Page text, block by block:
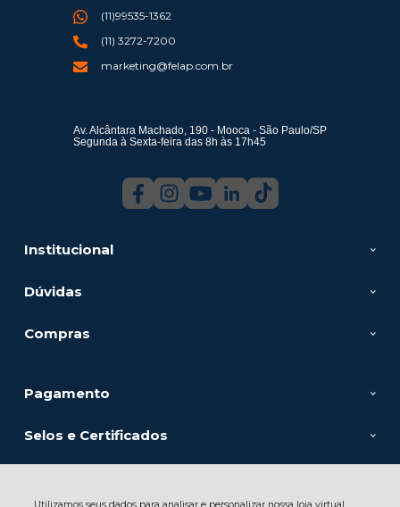
Institucional
Dúvidas
Compras
(11)99535-1362
(11) 3272-7200
marketing@felap.com.br
Av. Alcântara Machado, 190 - Mooca - São Paulo/SP
Segunda à Sexta-feira das 8h às 17h45
Pagamento
Selos e Certificados